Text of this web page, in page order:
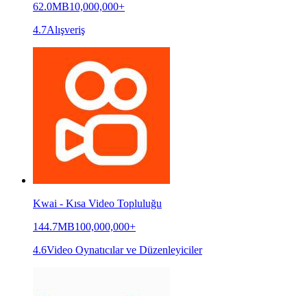
62.0MB10,000,000+
4.7Alışveriş
Kwai - Kısa Video Topluluğu
144.7MB100,000,000+
4.6Video Oynatıcılar ve Düzenleyiciler